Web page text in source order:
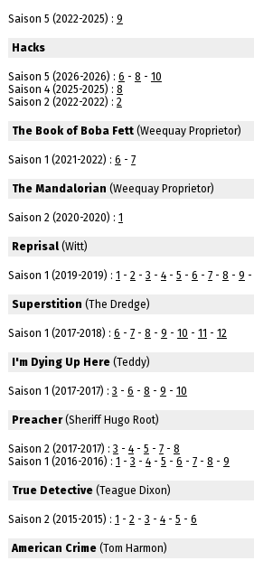
Saison 5 (2022-2025) : 9
Hacks
Saison 5 (2026-2026) : 6 - 8 - 10
Saison 4 (2025-2025) : 8
Saison 2 (2022-2022) : 2
The Book of Boba Fett(Weequay Proprietor)
Saison 1 (2021-2022) : 6 - 7
The Mandalorian (Weequay Proprietor)
Saison 2 (2020-2020) : 1
Reprisal(Witt)
Saison 1 (2019-2019) : 1 - 2- 3 - 4- 5 - 6 - 7- 8 - 9 -
Superstition (The Dredge)
Saison 1 (2017-2018) : 6 - 7- 8 - 9 - 10 - 11 - 12
I'm Dying Up Here(Teddy)
Saison 1 (2017-2017) : 3 - 6 - 8 - 9 - 10
Preacher(Sheriff Hugo Root)
Saison 2 (2017-2017) : 3 - 4- 5 - 7- 8
Saison 1 (2016-2016) : 1 - 3 - 4- 5 - 6 - 7- 8 - 9
True Detective(Teague Dixon)
Saison 2 (2015-2015) : 1 - 2- 3 - 4- 5 - 6
American Crime(Tom Harmon)